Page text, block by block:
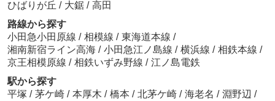
ひばりが丘 / 大鋸 / 高田
路線から探す
小田急小田原線 / 相模線 / 東海道本線 /
湘南新宿ライン高海 / 小田急江ノ島線 / 横浜線 / 相鉄本線 /
京王相模原線 / 相鉄いずみ野線 / 江ノ島電鉄
駅から探す
平塚 / 茅ケ崎 / 本厚木 / 橋本 / 北茅ケ崎 / 海老名 / 淵野辺 /